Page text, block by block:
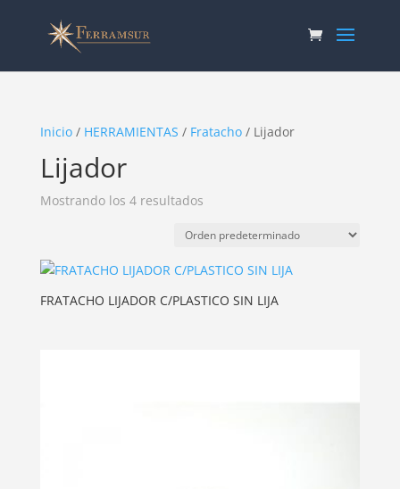
Inicio/ HERRAMIENTAS / Fratacho/ Lijador
Lijador
Mostrando los 4 resultados
FRATACHO LIJADOR C/PLASTICO SIN LIJA